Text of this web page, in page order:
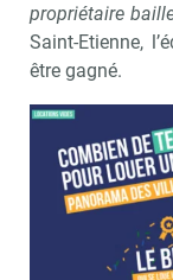
propriétaire
Saint-Etienne,
être gagné.